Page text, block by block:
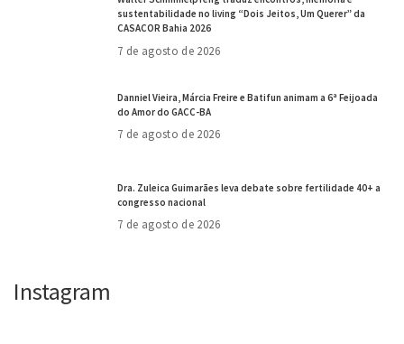
sustentabilidade no living “Dois Jeitos, Um Querer” da
CASACOR Bahia 2026
7 de agosto de 2026
Danniel Vieira, Márcia Freire e Batifun animam a 6ª Feijoada
do Amor do GACC-BA
7 de agosto de 2026
Dra. Zuleica Guimarães leva debate sobre fertilidade 40+ a
congresso nacional
7 de agosto de 2026
Instagram